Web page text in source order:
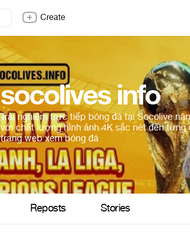
Create
socolives info
Trải nghiệm trực tiếp bóng đá tại Socolive
với chất lượng hình ảnh 4K sắc nét đến từng
trang web xem bóng đá
Reposts Stories